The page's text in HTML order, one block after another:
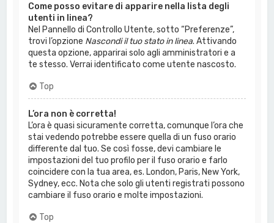
Come posso evitare di apparire nella lista degli
utenti in linea?
Nel Pannello di Controllo Utente, sotto “Preferenze”,
trovi l’opzione Nascondi il tuo stato in linea. Attivando
questa opzione, apparirai solo agli amministratori e a
te stesso. Verrai identificato come utente nascosto.
Top
L’ora non è corretta!
L’ora è quasi sicuramente corretta, comunque l’ora che
stai vedendo potrebbe essere quella di un fuso orario
differente dal tuo. Se così fosse, devi cambiare le
impostazioni del tuo profilo per il fuso orario e farlo
coincidere con la tua area, es. London, Paris, New York,
Sydney, ecc. Nota che solo gli utenti registrati possono
cambiare il fuso orario e molte impostazioni.
Top